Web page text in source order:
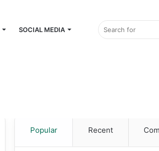
SOCIAL MEDIA
Popular Recent